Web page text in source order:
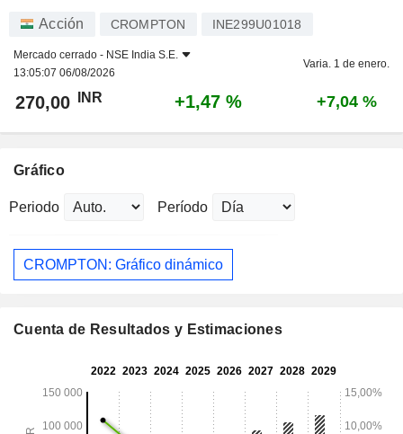
Acción CROMPTON INE299U01018
Mercado cerrado - NSE India S.E.
13:05:07 06/08/2026
Varia. 1 de enero.
270,00 INR +1,47 % +7,04 %
Gráfico
Periodo Período
CROMPTON: Gráfico dinámico
Cuenta de Resultados y Estimaciones